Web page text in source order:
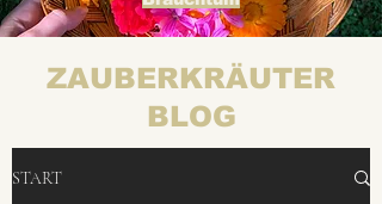
ZAUBERKRÄUTER
BLOG
START